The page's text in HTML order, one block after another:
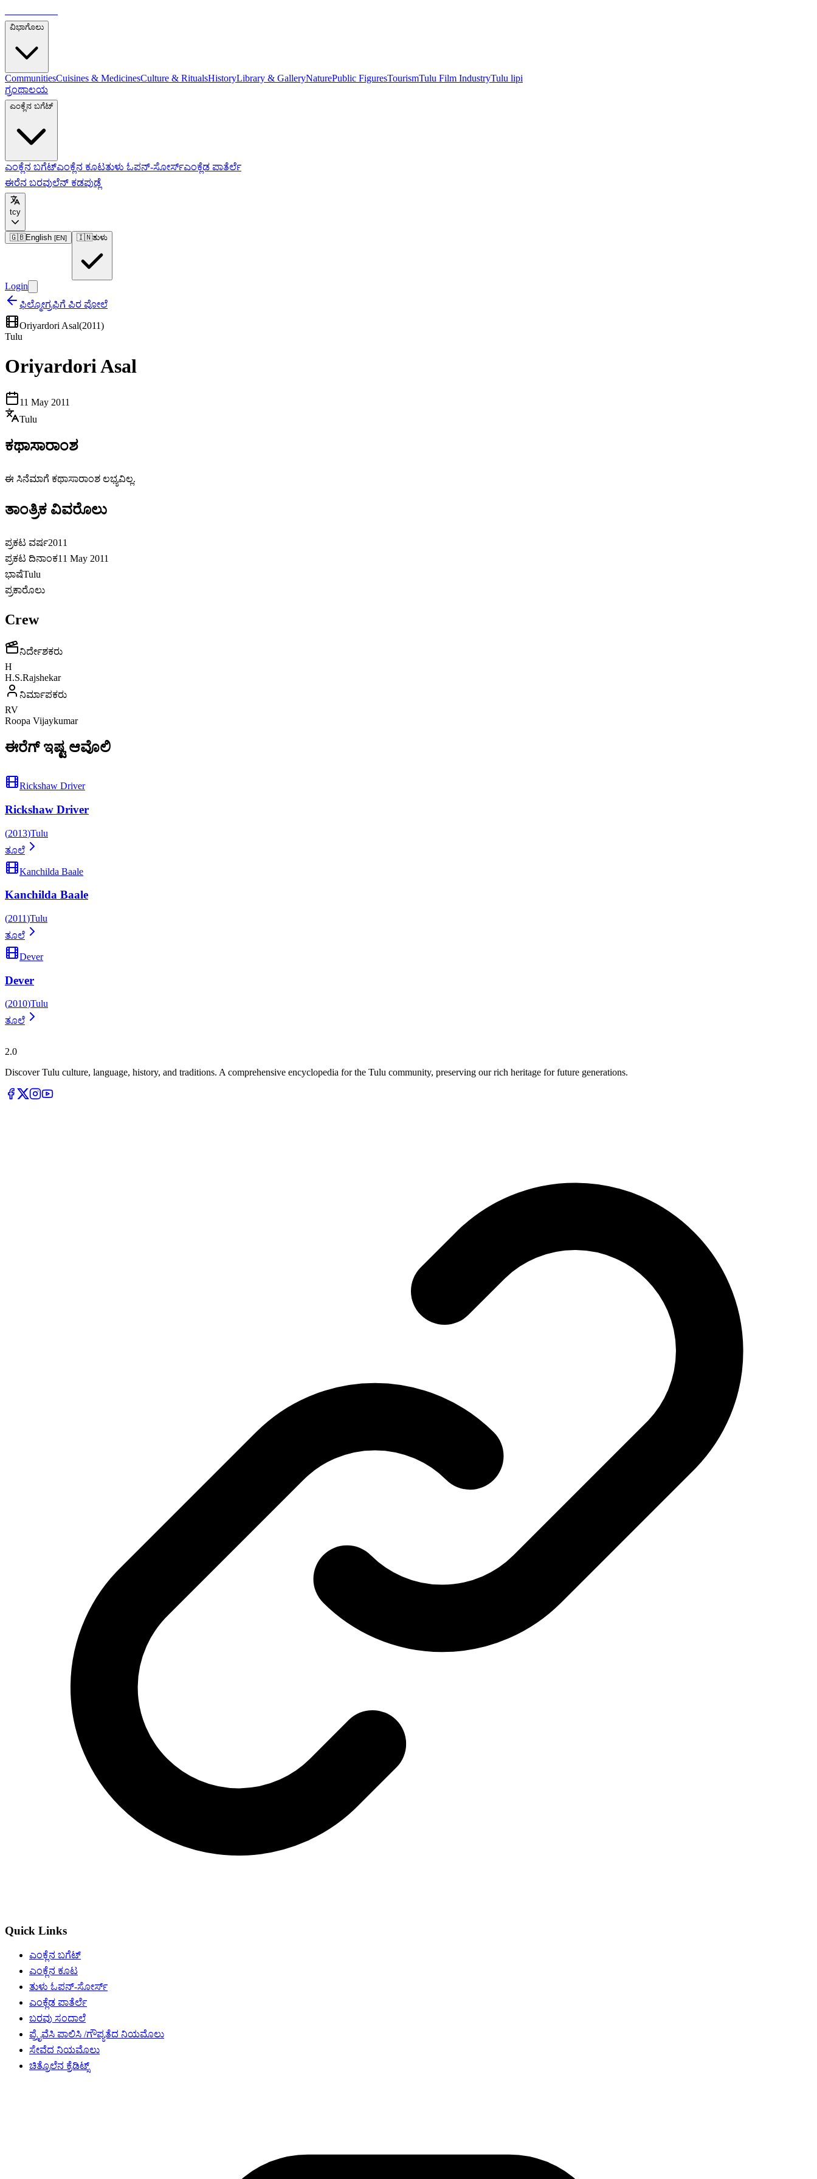
ವಿಭಾಗೊಲು
CommunitiesCuisines & MedicinesCulture & RitualsHistoryLibrary & GalleryNaturePublic FiguresTourismTulu Film IndustryTulu lipi
ಗ್ರಂಥಾಲಯ
ಎಂಕ್ಲೆನ ಬಗೆಟ್
ಎಂಕ್ಲೆನ ಬಗೆಟ್ಎಂಕ್ಲೆನ ಕೂಟತುಳು ಓಪನ್-ಸೋರ್ಸ್ಎಂಕ್ಲೆಡ ಪಾತೆರ್ಲೆ
ಈರೆನ ಬರವುಲೆನ್ ಕಡಪುಡ್ಲೆ
tcy
🇬🇧English [EN] 🇮🇳ತುಳು
Login
ಫಿಲ್ಮೋಗ್ರಫಿಗೆ ಪಿರ ಪೋಲೆ
Oriyardori Asal(2011)
Tulu
Oriyardori Asal
11 May 2011
Tulu
ಕಥಾಸಾರಾಂಶ
ಈ ಸಿನೆಮಾಗೆ ಕಥಾಸಾರಾಂಶ ಲಭ್ಯವಿಲ್ಲ.
ತಾಂತ್ರಿಕ ವಿವರೊಲು
ಪ್ರಕಟ ವರ್ಷ2011
ಪ್ರಕಟ ದಿನಾಂಕ11 May 2011
ಭಾಷೆTulu
ಪ್ರಕಾರೊಲು
Crew
ನಿರ್ದೇಶಕರು
H
H.S.Rajshekar
ನಿರ್ಮಾಪಕರು
RV
Roopa Vijaykumar
ಈರೆಗ್ ಇಷ್ಟ ಆವೊಲಿ
Rickshaw Driver
Rickshaw Driver
(2013)Tulu
ತೂಲೆ
Kanchilda Baale
Kanchilda Baale
(2011)Tulu
ತೂಲೆ
Dever
Dever
(2010)Tulu
ತೂಲೆ
2.0
Discover Tulu culture, language, history, and traditions. A comprehensive encyclopedia for the Tulu community, preserving our rich heritage for future generations.
Quick Links
ಎಂಕ್ಲೆನ ಬಗೆಟ್
ಎಂಕ್ಲೆನ ಕೂಟ
ತುಳು ಓಪನ್-ಸೋರ್ಸ್
ಎಂಕ್ಲೆಡ ಪಾತೆರ್ಲೆ
ಬರವು ಸಂದಾಲೆ
ಪ್ರೈವೆಸಿ ಪಾಲಿಸಿ /ಗೌಪ್ಯತೆದ ನಿಯಮೊಲು
ಸೇವೆದ ನಿಯಮೊಲು
ಚಿತ್ರೊಲೆನ ಕ್ರೆಡಿಟ್ಸ್